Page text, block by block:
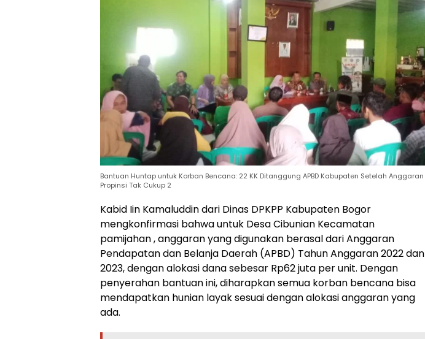
Bantuan Huntap untuk Korban Bencana: 22 KK Ditanggung APBD Kabupaten Setelah Anggaran
Propinsi Tak Cukup 2
Kabid Iin Kamaluddin dari Dinas DPKPP Kabupaten Bogor
mengkonfirmasi bahwa untuk Desa Cibunian Kecamatan
pamijahan , anggaran yang digunakan berasal dari Anggaran
Pendapatan dan Belanja Daerah (APBD) Tahun Anggaran 2022 dan
2023, dengan alokasi dana sebesar Rp62 juta per unit. Dengan
penyerahan bantuan ini, diharapkan semua korban bencana bisa
mendapatkan hunian layak sesuai dengan alokasi anggaran yang
ada.